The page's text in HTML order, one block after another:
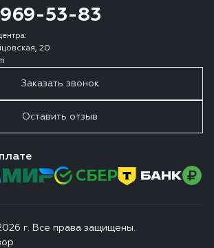
53-83
20
Заказать звонок
Оставить отзыв
г. Все права защищены.